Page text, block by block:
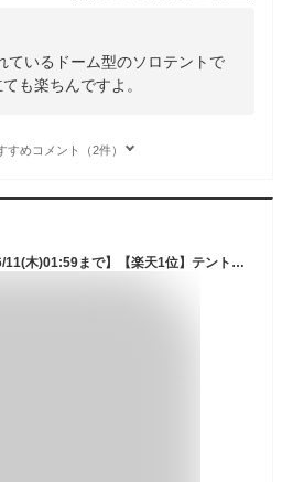
ているドーム型のソロテントで
も楽ちんですよ。
すめコメント（2件）
【6,930円→SALE6,490円〜6/11(木)01:59まで】【楽天1位】テント 一人用 ドームテント UVカット ソロテント ドーム型 耐水圧 1,500mm以上 シルバーコーティング メッシュ フルクローズテント キャノピー キャノピーテント インナーテント ★[送料無料]